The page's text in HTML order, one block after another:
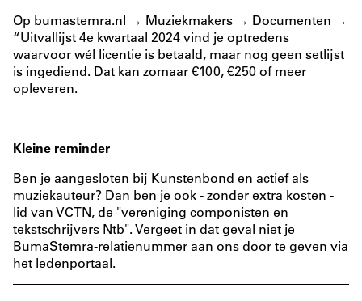
Op bumastemra.nl → Muziekmakers → Documenten →
“Uitvallijst 4e kwartaal 2024vind je optredens
waarvoor wél licentie is betaald, maar nog geen setlijst
is ingediend. Dat kan zomaar €100, €250 of meer
opleveren.
Kleine reminder
Ben je aangesloten bij Kunstenbond en actief als
muziekauteur? Dan ben je ook - zonder extra kosten -
lid vanVCTN, de "vereniging componisten en
tekstschrijvers Ntb". Vergeet in dat geval niet je
BumaStemra-relatienummer aan ons door te geven via
het ledenportaal.